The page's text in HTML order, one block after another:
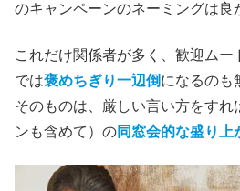
のキャンペーンのネーミングは良
これだけ関係者が多く、歓迎ム
では褒めちぎり一辺倒になるのも
そのものは、厳しい言い方をすれ
ンも含めて）の同窓会的な盛り上